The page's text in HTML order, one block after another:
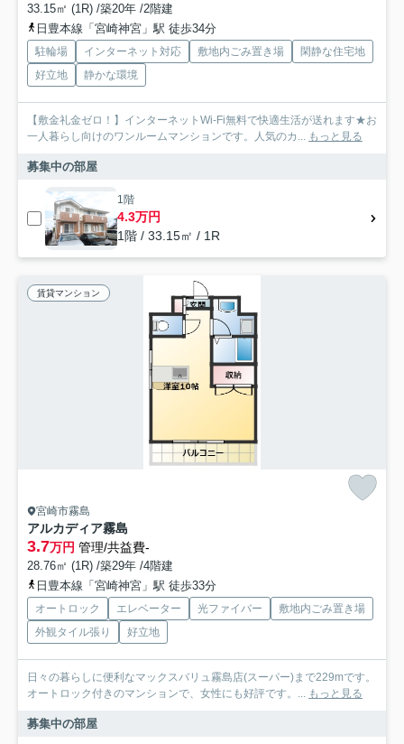
33.15㎡ (1R) /築20年 /2階建
日豊本線「宮崎神宮」駅 徒歩34分
駐輪場 インターネット対応 敷地内ごみ置き場
閑静な住宅地
好立地
静かな環境
【敷金礼金ゼロ！】インターネットWi-Fi無料で快適生活が送れます★お
一人暮らし向けのワンルームマンションです。人気のカ... もっと見る
募集中の部屋
1階
4.3万円
1階 / 33.15㎡ / 1R
賃貸マンション
宮崎市霧島
アルカディア霧島
3.7万円 管理/共益費-
28.76㎡ (1R) /築29年 /4階建
日豊本線「宮崎神宮」駅 徒歩33分
オートロック エレベーター 光ファイバー
敷地内ごみ置き場
外観タイル張り
好立地
日々の暮らしに便利なマックスバリュ霧島店(スーパー)まで229mです。
オートロック付きのマンションで、女性にも好評です。... もっと見る
募集中の部屋